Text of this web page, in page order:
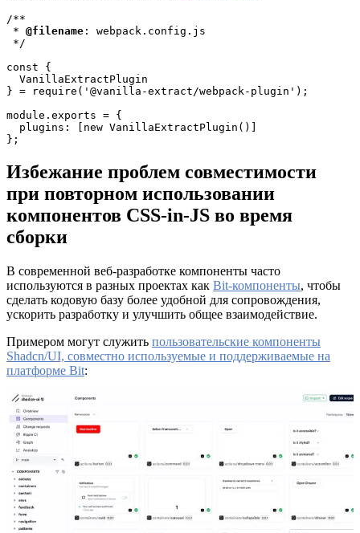
/**
* @filename : webpack.config.js
*/
const {
  VanillaExtractPlugin
} = require('@vanilla-extract/webpack-plugin');
module.exports = {
  plugins: [new VanillaExtractPlugin()]
};
Избежание проблем совместимости
при повторном использовании
компонентов CSS-in-JS во время
сборки
В современной веб-разработке компоненты часто
используются в разных проектах как Bit-компоненты, чтобы
сделать кодовую базу более удобной для сопровождения,
ускорить разработку и улучшить общее взаимодействие.
Примером могут служить пользовательские компоненты
Shadcn/UI, совместно используемые и поддерживаемые на
платформе Bit: